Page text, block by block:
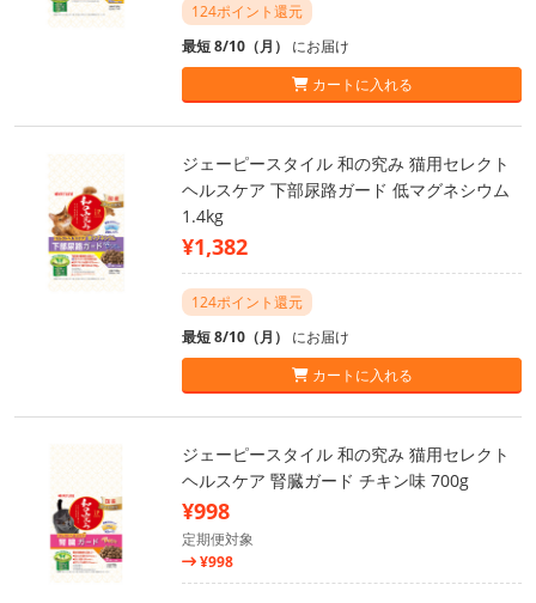
124ポイント還元
最短 8/10（月） にお届け
カートに入れる
ジェーピースタイル 和の究み 猫用セレクト
ヘルスケア 下部尿路ガード 低マグネシウム
1.4kg
¥1,382
124ポイント還元
最短 8/10（月） にお届け
カートに入れる
ジェーピースタイル 和の究み 猫用セレクト
ヘルスケア 腎臓ガード チキン味 700g
¥998
定期便対象
¥998